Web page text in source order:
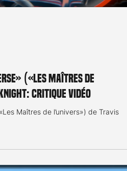
(«Les Maîtres de
critique vidéo
Maîtres de l’univers») de Travis